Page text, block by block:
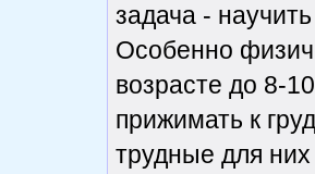
задача -
Особенно
возрасте до 8-
прижимать к
трудные для